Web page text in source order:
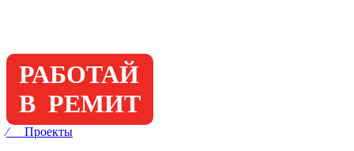
РАБОТАЙ
В РЕМИТ
⁄ Проекты